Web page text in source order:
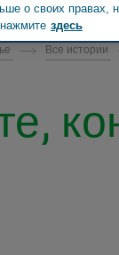
Все истории
о своих правах,
здесь